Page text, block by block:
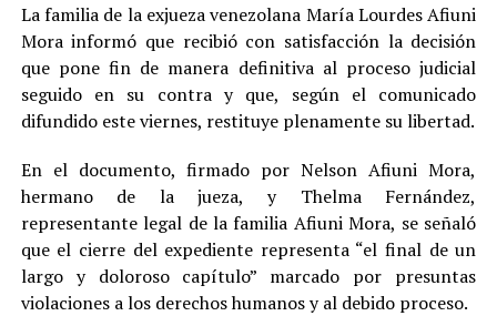
La familia de la exjueza venezolana María Lourdes Afiuni
Mora informó que recibió con satisfacción la decisión
que pone fin de manera definitiva al proceso judicial
seguido en su contra y que, según el comunicado
difundido este viernes, restituye plenamente su libertad.
En el documento, firmado por Nelson Afiuni Mora,
hermano de la jueza, y Thelma Fernández,
representante legal de la familia Afiuni Mora, se señaló
que el cierre del expediente representa “el final de un
largo y doloroso capítulo” marcado por presuntas
violaciones a los derechos humanos y al debido proceso.